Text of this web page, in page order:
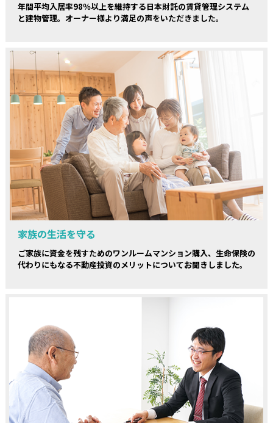
年間平均入居率98％以上を維持する日本財託の賃貸管理システム
と建物管理。オーナー様より満足の声をいただきました。
家族の生活を守る
ご家族に資金を残すためのワンルームマンション購入、生命保険の
代わりにもなる不動産投資のメリットについてお聞きしました。